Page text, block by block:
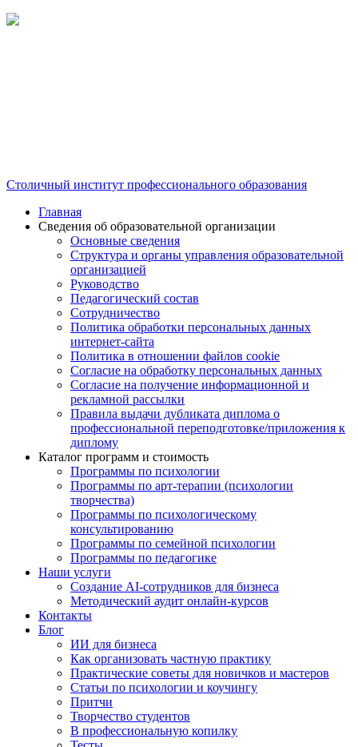
Столичный институт профессионального образования
Главная
Сведения об образовательной организации
Основные сведения
Структура и органы управления образовательной
организацией
Руководство
Педагогический состав
Сотрудничество
Политика обработки персональных данных
интернет-сайта
Политика в отношении файлов cookie
Согласие на обработку персональных данных
Согласие на получение информационной и
рекламной рассылки
Правила выдачи дубликата диплома о
профессиональной переподготовке/приложения к
диплому
Каталог программ и стоимость
Программы по психологии
Программы по арт-терапии (психологии
творчества)
Программы по психологическому
консультированию
Программы по семейной психологии
Программы по педагогике
Наши услуги
Создание AI-сотрудников для бизнеса
Методический аудит онлайн-курсов
Контакты
Блог
ИИ для бизнеса
Как организовать частную практику
Практические советы для новичков и мастеров
Статьи по психологии и коучингу
Притчи
Творчество студентов
В профессиональную копилку